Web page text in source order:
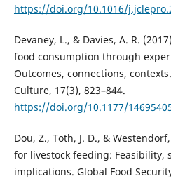
https://doi.org/10.1016/
Devaney, L., & Davies, A. R.
food consumption through
Outcomes, connections,
Culture, 17(3), 823–844.
https://doi.org/10.1177/
Dou, Z., Toth, J. D., &
for livestock feeding: Feasibility,
implications. Global Food